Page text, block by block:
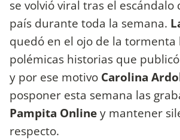
se volvió viral tras el escándalo
país durante toda la semana.
quedó en el ojo de la tormenta
polémicas historias que publicó
y por ese motivo Carolina
posponer esta semana las
Pampita Onliney mantener
respecto.